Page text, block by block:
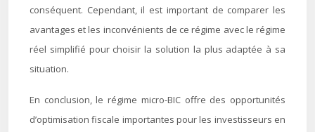
conséquent. Cependant, il est important de comparer les
avantages et les inconvénients de ce régime avec le régime
réel simplifié pour choisir la solution la plus adaptée à sa
situation.
En conclusion, le régime micro-BIC offre des opportunités
d’optimisation fiscale importantes pour les investisseurs en